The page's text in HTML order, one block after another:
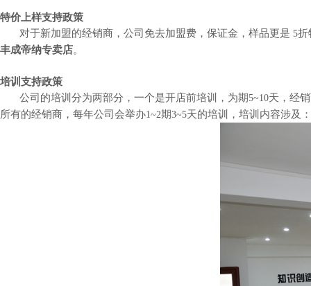
特价上样支持政策
对于新加盟的经销商，公司免去加盟费，保证金，样品更是 5折
丰成帝纳专卖店。
培训支持政策
公司的培训分为两部分，一个是开店前培训，为期5~10天，经
所有的经销商，每年公司会举办1~2期3~5天的培训，培训内容涉及